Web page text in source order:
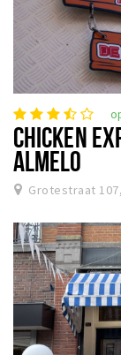
CHICKEN
ALMELO
Grotestraat